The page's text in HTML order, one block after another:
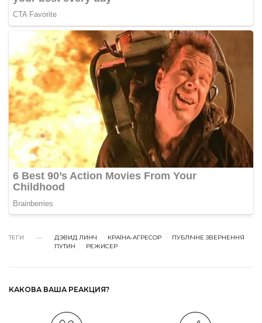
ТЕГИ ДЭВИД ЛИНЧ КРАЇНА-АГРЕСОР
ПУБЛІЧНЕ ЗВЕРНЕННЯ
ПУТИН
РЕЖИСЕР
КАКОВА ВАША РЕАКЦИЯ?